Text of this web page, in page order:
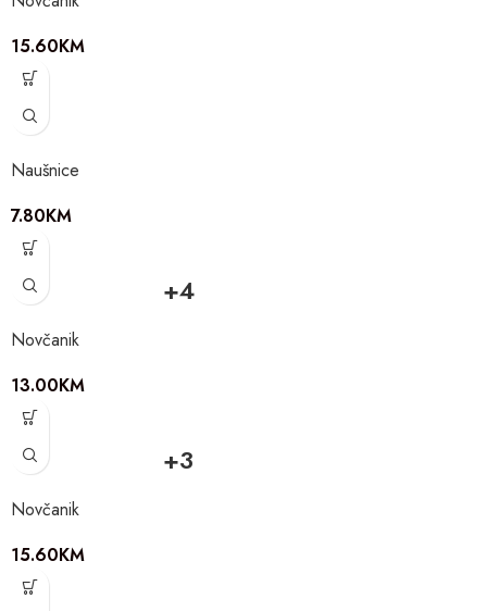
15.60KM
Naušnice
7.80KM
+4
Novčanik
13.00KM
+3
Novčanik
15.60KM